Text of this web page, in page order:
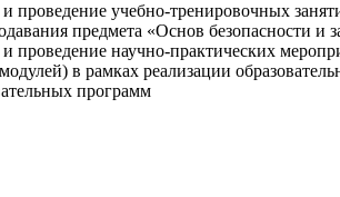
и проведение учебно-тренировочных
предмета «Основ безопасности и
и проведение научно-практических
в рамках реализации
программ